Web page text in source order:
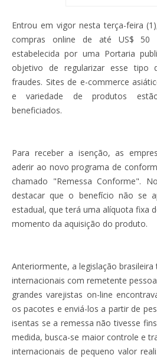
Entrou em vigor nesta terça-feira
compras online de até US$
estabelecida por uma Portaria
objetivo de regularizar esse tipo
fraudes. Sites de e-commerce
e variedade de produtos
beneficiados.
Para receber a isenção, as
aderir ao novo programa de
chamado "Remessa Conforme".
destacar que o benefício não se
estadual, que terá uma alíquota fixa
momento da aquisição do produto.
Anteriormente, a legislação
internacionais com remetente
grandes varejistas on-line
os pacotes e enviá-los a partir de
isentas se a remessa não tivesse
medida, busca-se maior controle e
internacionais de pequeno valor